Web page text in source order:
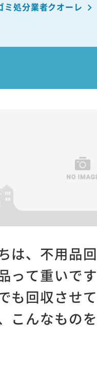
ミ処分業者クオーレ
は、不用品
って重いで
も回収させ
こんなもの